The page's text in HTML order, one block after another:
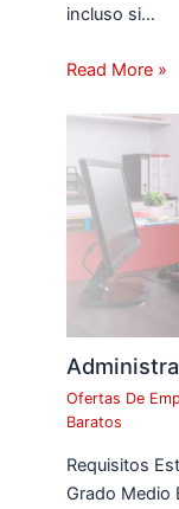
incluso si…
Read More »
Ofertas De
Baratos
Requisitos
Grado Medio